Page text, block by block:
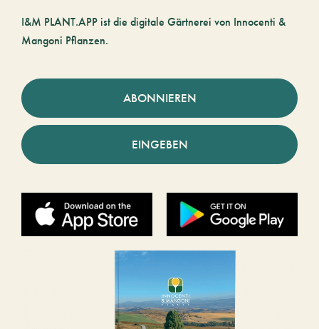
I&M PLANT.APP ist die digitale Gärtnerei von Innocenti &
Mangoni Pflanzen.
ABONNIEREN
EINGEBEN